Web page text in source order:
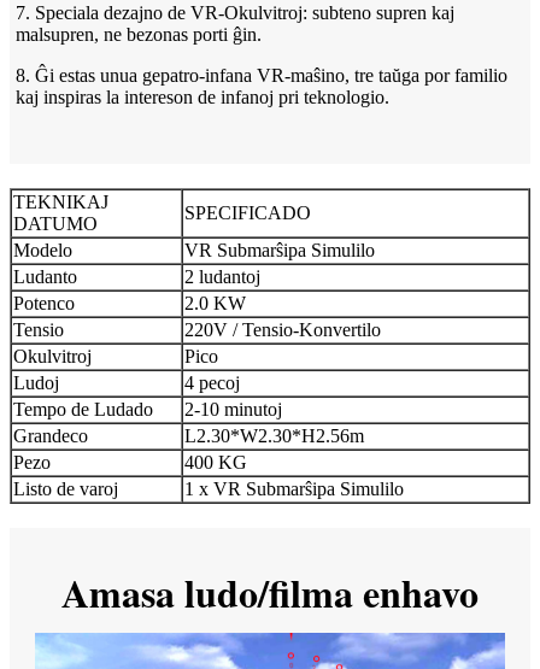
7. Speciala dezajno de VR-Okulvitroj: subteno supren kaj
malsupren, ne bezonas porti ĝin.
8. Ĝi estas unua gepatro-infana VR-maŝino, tre taŭga por familio
kaj inspiras la intereson de infanoj pri teknologio.
TEKNIKAJ
DATUMO
SPECIFICADO
Modelo
VR Submarŝipa Simulilo
Ludanto
2 ludantoj
Potenco
2.0 KW
Tensio
220V / Tensio-Konvertilo
Okulvitroj
Pico
Ludoj
4 pecoj
Tempo de Ludado
2-10 minutoj
Grandeco
L2.30*W2.30*H2.56m
Pezo
400 KG
Listo de varoj
1 x VR Submarŝipa Simulilo
Amasa ludo/filma enhavo